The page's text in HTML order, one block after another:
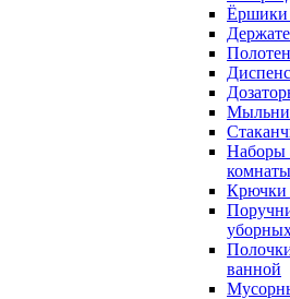
Ёршики
Наборы
комнаты
Крючки
ванной